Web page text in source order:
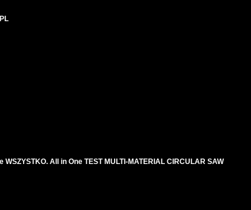
All in One TEST MULTI-MATERIAL CIRCULAR SAW